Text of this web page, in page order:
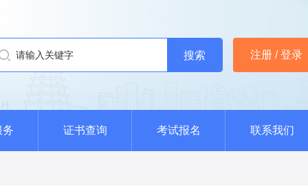
注册 / 登录
务 证书查询 考试报名 联系我们